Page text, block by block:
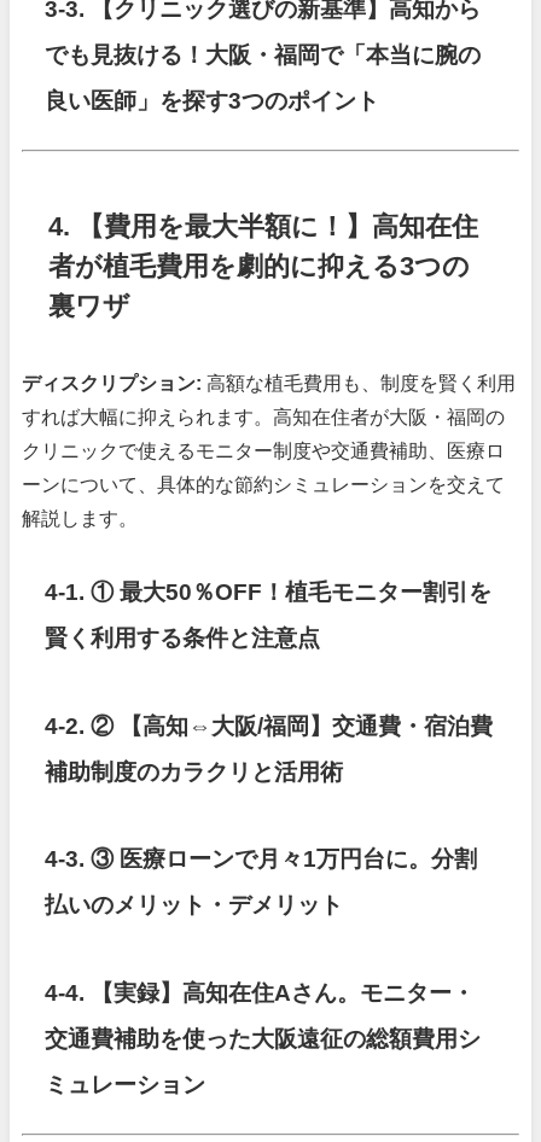
3-3.
【クリニック選びの新基準】高知から
でも見抜ける！大阪・福岡で「本当に腕の
良い医師」を探す3つのポイント
4. 【費用を最大半額に！】高知在住
者が植毛費用を劇的に抑える3つの
裏ワザ
ディスクリプション: 高額な植毛費用も、制度を賢く利用
すれば大幅に抑えられます。高知在住者が大阪・福岡の
クリニックで使えるモニター制度や交通費補助、医療ロ
ーンについて、具体的な節約シミュレーションを交えて
解説します。
4-1. ① 最大50％OFF！植毛モニター割引を
賢く利用する条件と注意点
4-2.② 【高知⇔大阪/福岡】交通費・宿泊費
補助制度のカラクリと活用術
4-3. ③ 医療ローンで月々1万円台に。分割
払いのメリット・デメリット
4-4.
【実録】高知在住Aさん。モニター・
交通費補助を使った大阪遠征の総額費用シ
ミュレーション